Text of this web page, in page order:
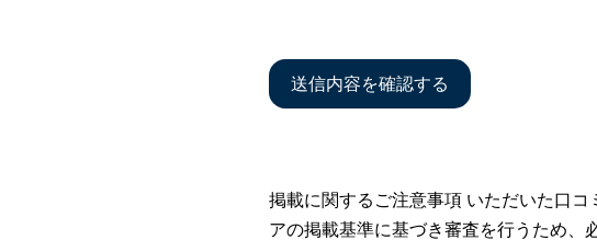
掲載に関するご注意事項 いただいた口
アの掲載基準に基づき審査を行うため、